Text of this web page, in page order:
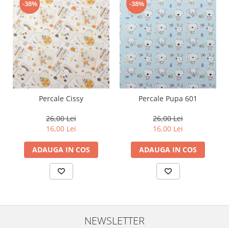
-38%
Percale Cissy
26,00 Lei
16,00 Lei
ADAUGA IN COS
-38%
Percale Pupa 601
26,00 Lei
16,00 Lei
ADAUGA IN COS
NEWSLETTER